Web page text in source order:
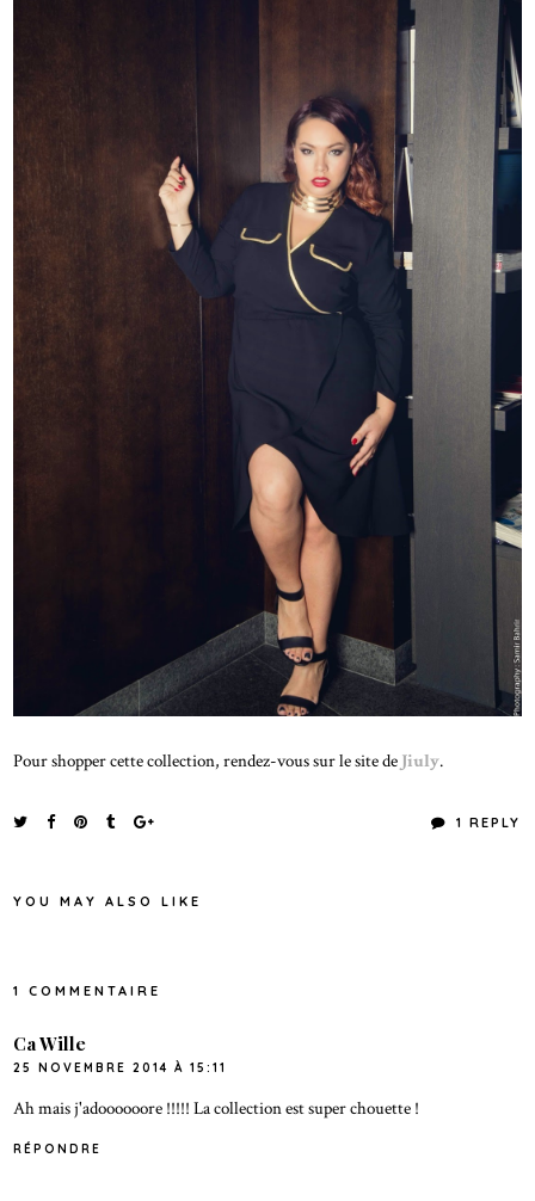
Pour shopper cette collection, rendez-vous sur le site de Jiuly.
1 REPLY
YOU MAY ALSO LIKE
1 COMMENTAIRE
Ca Wille
25 NOVEMBRE 2014 À 15:11
Ah mais j'adoooooore !!!!! La collection est super chouette !
RÉPONDRE